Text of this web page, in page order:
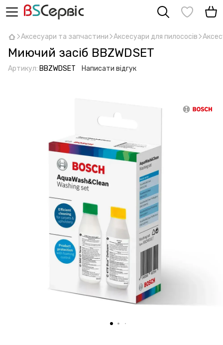
Аксесуари та запчастини Аксесуари для пилососів
Миючий засіб BBZWDSET
Артикул: BBZWDSET Написати відгук